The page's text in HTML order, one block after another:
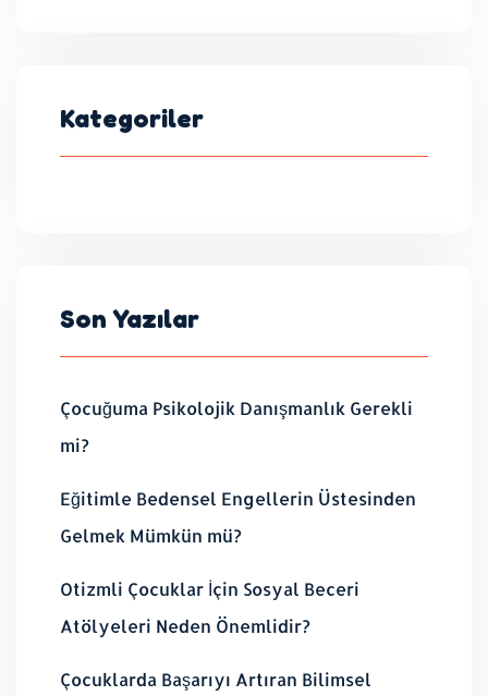
Kategoriler
Son Yazılar
Çocuğuma Psikolojik Danışmanlık Gerekli
mi?
Eğitimle Bedensel Engellerin Üstesinden
Gelmek Mümkün mü?
Otizmli Çocuklar İçin Sosyal Beceri
Atölyeleri Neden Önemlidir?
Çocuklarda Başarıyı Artıran Bilimsel